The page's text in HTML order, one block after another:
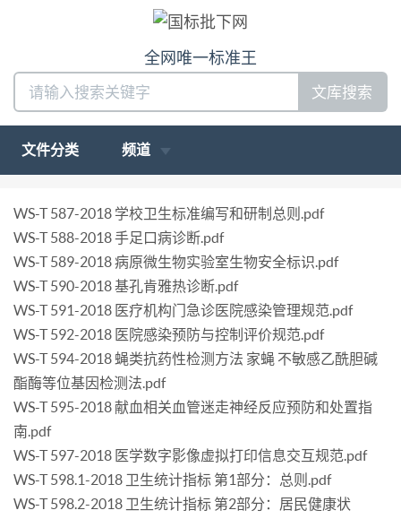
全网唯一标准王
文库搜索
文件分类 频道
WS-T 587-2018 学校卫生标准编写和研制总则.pdf
WS-T 588-2018 手足口病诊断.pdf
WS-T 589-2018 病原微生物实验室生物安全标识.pdf
WS-T 590-2018 基孔肯雅热诊断.pdf
WS-T 591-2018 医疗机构门急诊医院感染管理规范.pdf
WS-T 592-2018 医院感染预防与控制评价规范.pdf
WS-T 594-2018 蝇类抗药性检测方法 家蝇 不敏感乙酰胆碱
酯酶等位基因检测法.pdf
WS-T 595-2018 献血相关血管迷走神经反应预防和处置指
南.pdf
WS-T 597-2018 医学数字影像虚拟打印信息交互规范.pdf
WS-T 598.1-2018 卫生统计指标 第1部分：总则.pdf
WS-T 598.2-2018 卫生统计指标 第2部分：居民健康状